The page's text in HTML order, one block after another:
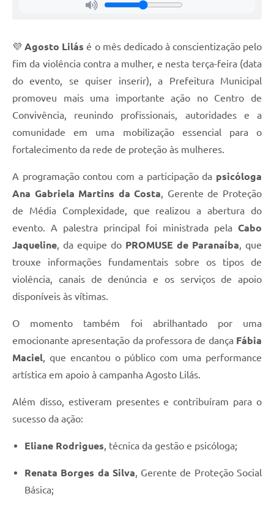
💜 Agosto Lilás é o mês dedicado à conscientização pelo
fim da violência contra a mulher, e nesta terça-feira (data
do evento, se quiser inserir), a Prefeitura Municipal
promoveu mais uma importante ação no Centro de
Convivência, reunindo profissionais, autoridades e a
comunidade em uma mobilização essencial para o
fortalecimento da rede de proteção às mulheres.
A programação contou com a participação da psicóloga
Ana Gabriela Martins da Costa , Gerente de Proteção
de Média Complexidade, que realizou a abertura do
evento. A palestra principal foi ministrada pela Cabo
Jaqueline , da equipe do PROMUSE de Paranaíba , que
trouxe informações fundamentais sobre os tipos de
violência, canais de denúncia e os serviços de apoio
disponíveis às vítimas.
O momento também foi abrilhantado por uma
emocionante apresentação da professora de dança Fábia
Maciel , que encantou o público com uma performance
artística em apoio à campanha Agosto Lilás.
Além disso, estiveram presentes e contribuíram para o
sucesso da ação:
Eliane Rodrigues , técnica da gestão e psicóloga;
Renata Borges da Silva , Gerente de Proteção Social
Básica;